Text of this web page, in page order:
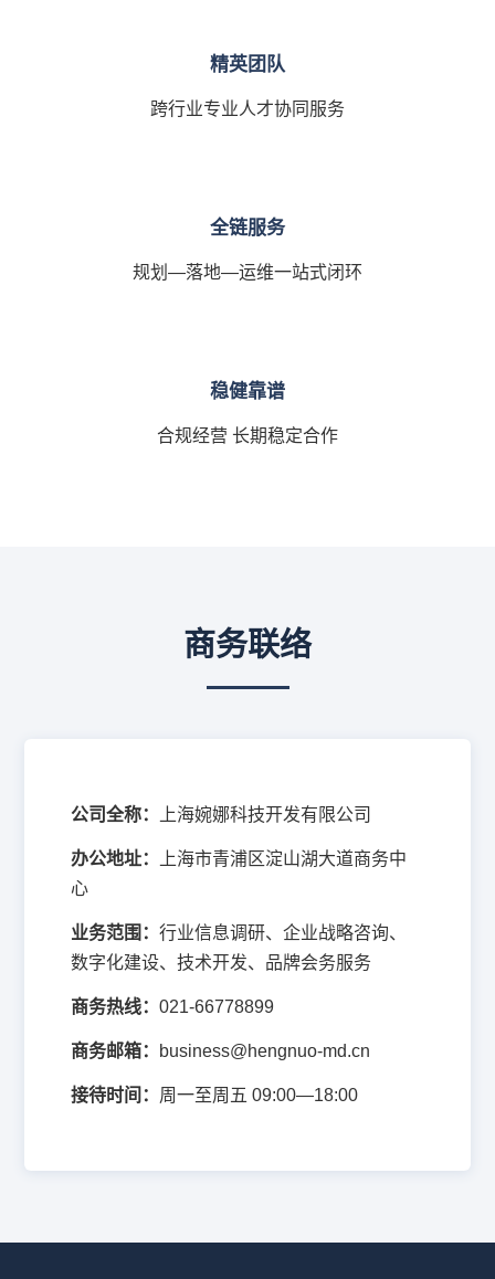
精英团队
跨行业专业人才协同服务
全链服务
规划—落地—运维一站式闭环
稳健靠谱
合规经营 长期稳定合作
商务联络
公司全称： 上海婉娜科技开发有限公司
办公地址：
上海市青浦区淀山湖大道商务中
心
业务范围：行业信息调研、企业战略咨询、
数字化建设、技术开发、品牌会务服务
商务热线：021-66778899
商务邮箱： business@hengnuo-md.cn
接待时间： 周一至周五 09:00—18:00